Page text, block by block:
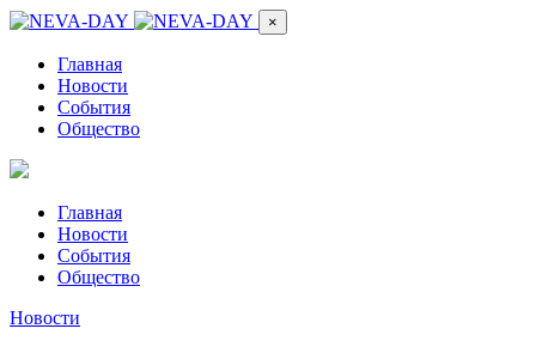
×
Главная
Новости
События
Общество
Главная
Новости
События
Общество
Новости